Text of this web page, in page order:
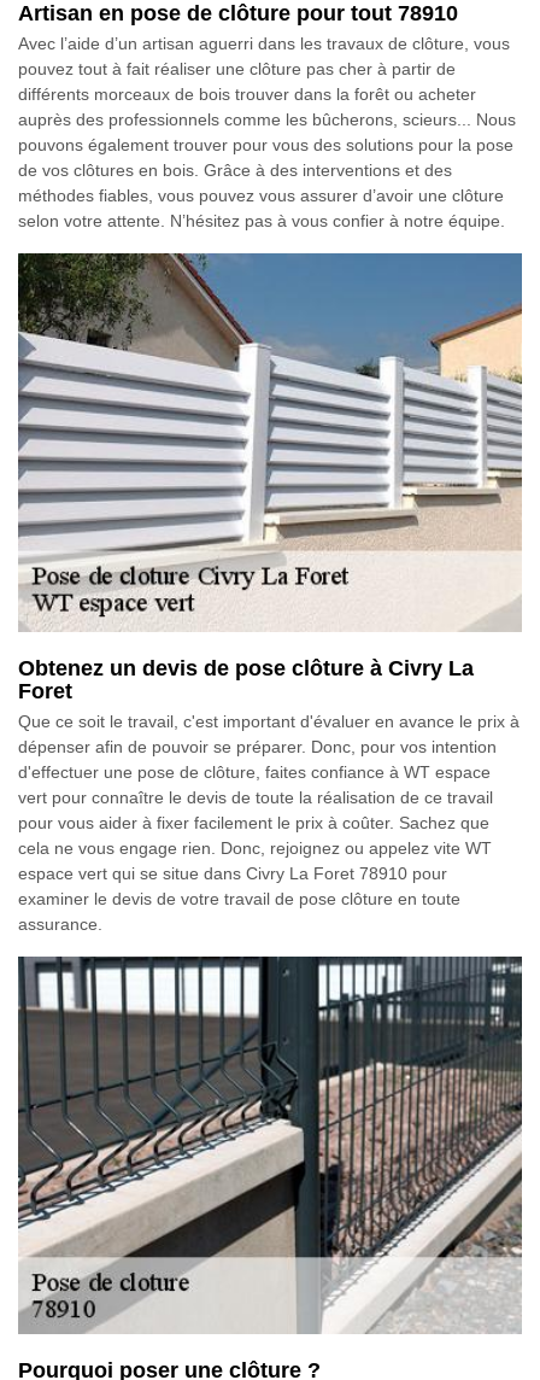
Artisan en pose de clôture pour tout 78910
Avec l’aide d’un artisan aguerri dans les travaux de clôture, vous
pouvez tout à fait réaliser une clôture pas cher à partir de
différents morceaux de bois trouver dans la forêt ou acheter
auprès des professionnels comme les bûcherons, scieurs... Nous
pouvons également trouver pour vous des solutions pour la pose
de vos clôtures en bois. Grâce à des interventions et des
méthodes fiables, vous pouvez vous assurer d’avoir une clôture
selon votre attente. N’hésitez pas à vous confier à notre équipe.
Obtenez un devis de pose clôture à Civry La
Foret
Que ce soit le travail, c'est important d'évaluer en avance le prix à
dépenser afin de pouvoir se préparer. Donc, pour vos intention
d'effectuer une pose de clôture, faites confiance à WT espace
vert pour connaître le devis de toute la réalisation de ce travail
pour vous aider à fixer facilement le prix à coûter. Sachez que
cela ne vous engage rien. Donc, rejoignez ou appelez vite WT
espace vert qui se situe dans Civry La Foret 78910 pour
examiner le devis de votre travail de pose clôture en toute
assurance.
Pourquoi poser une clôture ?